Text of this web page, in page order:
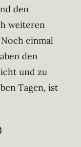
den
weiteren
einmal
den
und zu
Tagen, ist